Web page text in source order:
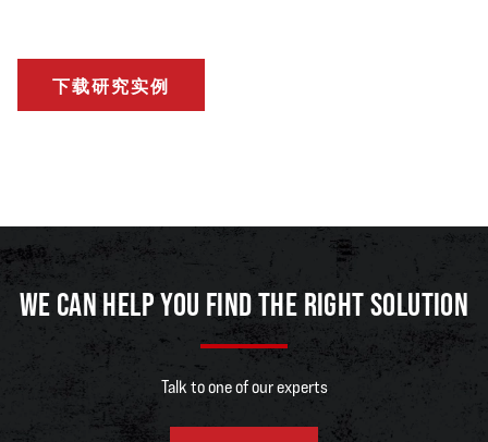
下载研究实例
WE CAN HELP YOU FIND THE RIGHT SOLUTION
Talk to one of our experts